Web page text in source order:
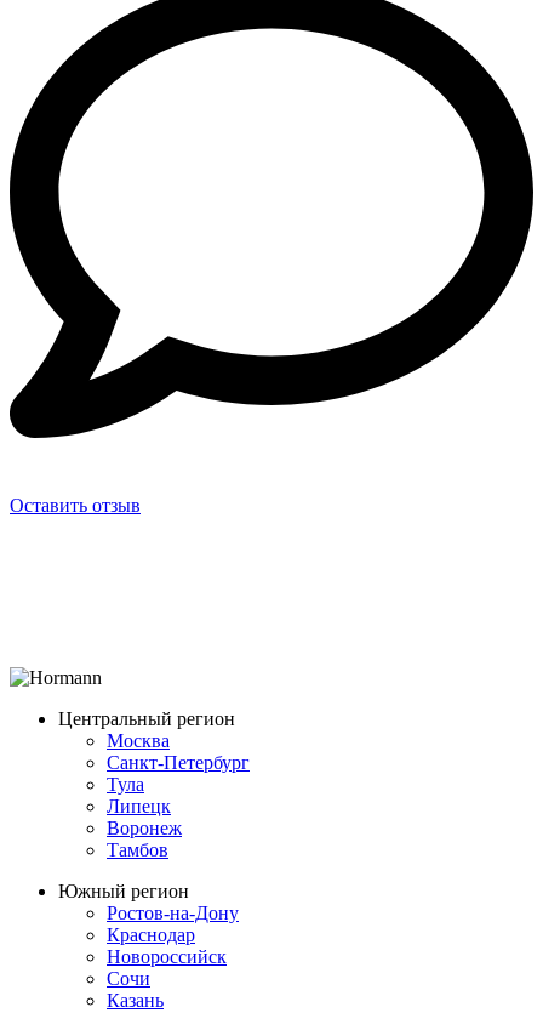
Оставить отзыв
Центральный регион
Москва
Санкт-Петербург
Тула
Липецк
Воронеж
Тамбов
Южный регион
Ростов-на-Дону
Краснодар
Новороссийск
Сочи
Казань